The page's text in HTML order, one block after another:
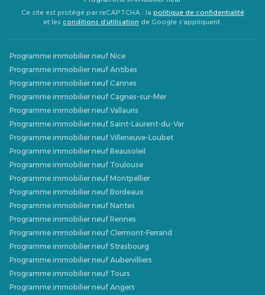
Ce site est protégé par reCAPTCHA : la politique de confidentialité
et les conditions d’utilisation de Google s’appliquent.
Programme immobilier neuf Nice
Programme immobilier neuf Antibes
Programme immobilier neuf Cannes
Programme immobilier neuf Cagnes-sur-Mer
Programme immobilier neuf Vallauris
Programme immobilier neuf Saint-Laurent-du-Var
Programme immobilier neuf Villeneuve-Loubet
Programme immobilier neuf Beausoleil
Programme immobilier neuf Toulouse
Programme immobilier neuf Montpellier
Programme immobilier neuf Bordeaux
Programme immobilier neuf Nantes
Programme immobilier neuf Rennes
Programme immobilier neuf Clermont-Ferrand
Programme immobilier neuf Strasbourg
Programme immobilier neuf Aubervilliers
Programme immobilier neuf Tours
Programme immobilier neuf Angers